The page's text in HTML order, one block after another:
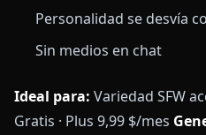
Personalidad se desvía
Sin medios en chat
Ideal para: Variedad SFW
Gratis · Plus 9,99 $/mes